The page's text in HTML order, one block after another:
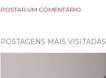
POSTAR UM COMENTÁRIO
POSTAGENS MAIS VISITADAS